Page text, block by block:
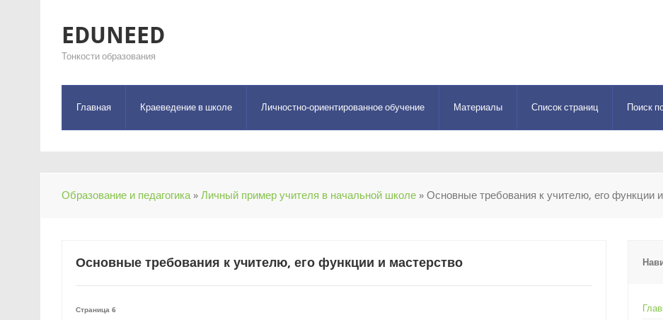
EDUNEED
Тонкости образования
Главная Краеведение в школе Личностно-ориентированное обучение Материалы Список страниц Поиск
Образование и педагогика» Личный пример учителя в начальной школе » Основные требования к учителю, его функции
Основные требования к учителю, его функции и мастерство
Страница 6